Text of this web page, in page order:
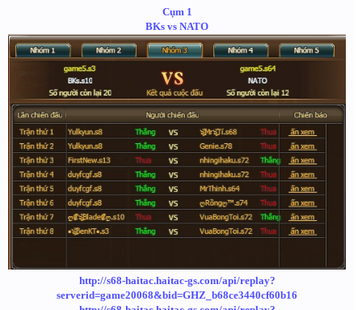
Cụm 1
BKs vs NATO
http://s68-haitac.haitac-gs.com/api/replay?
serverid=game20068&bid=GHZ_b68ce3440cf60b16